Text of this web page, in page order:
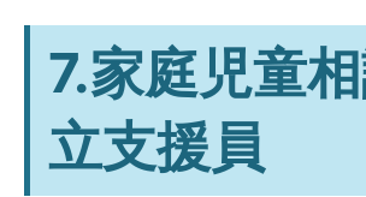
7.家庭児童
立支援員